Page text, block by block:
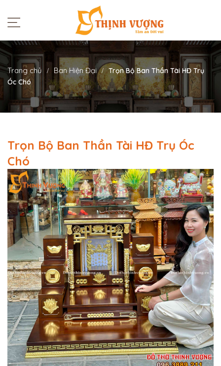
Trang chủ Ban Hiện Đại
Trọn Bộ Ban Thần Tài HĐ Trụ
Óc Chó
Trọn Bộ Ban Thần Tài HĐ Trụ Óc
Chó